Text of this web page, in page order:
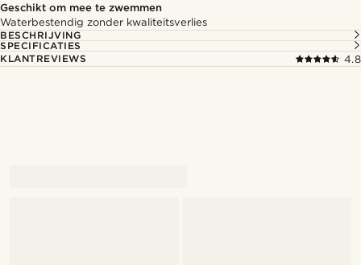
Geschikt om mee te zwemmen
Waterbestendig zonder kwaliteitsverlies
BESCHRIJVING
SPECIFICATIES
KLANTREVIEWS
4.8